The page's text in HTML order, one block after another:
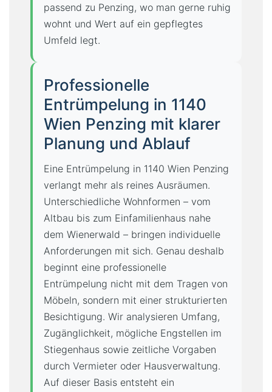
passend zu Penzing, wo man gerne ruhig
wohnt und Wert auf ein gepflegtes
Umfeld legt.
Professionelle
Entrümpelung in 1140
Wien Penzing mit klarer
Planung und Ablauf
Eine Entrümpelung in 1140 Wien Penzing
verlangt mehr als reines Ausräumen.
Unterschiedliche Wohnformen – vom
Altbau bis zum Einfamilienhaus nahe
dem Wienerwald – bringen individuelle
Anforderungen mit sich. Genau deshalb
beginnt eine professionelle
Entrümpelung nicht mit dem Tragen von
Möbeln, sondern mit einer strukturierten
Besichtigung. Wir analysieren Umfang,
Zugänglichkeit, mögliche Engstellen im
Stiegenhaus sowie zeitliche Vorgaben
durch Vermieter oder Hausverwaltung.
Auf dieser Basis entsteht ein